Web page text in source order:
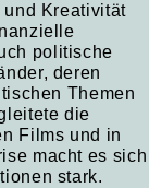
Kreativität
politische
deren
Themen
die
Films und in
macht es sich
stark.